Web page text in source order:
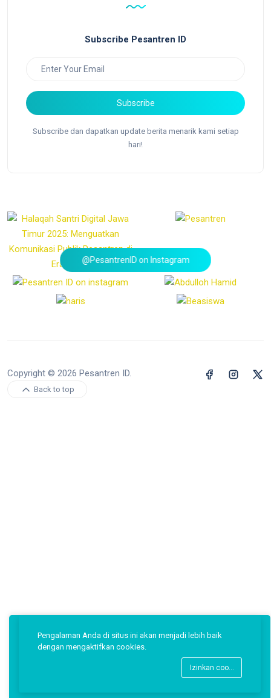
Subscribe Pesantren ID
Subscribe
Subscribe dan dapatkan update berita menarik kami setiap
hari!
@PesantrenID on Instagram
Copyright © 2026 Pesantren ID.
Back to top
Pengalaman Anda di situs ini akan menjadi lebih baik
dengan mengaktifkan cookies.
Izinkan cookies